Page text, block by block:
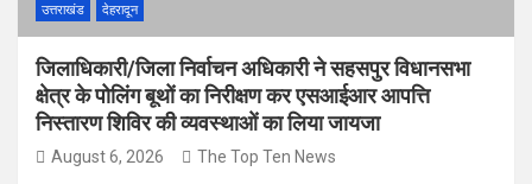
उत्तराखंड देहरादून
जिलाधिकारी/जिला निर्वाचन अधिकारी ने सहसपुर विधानसभा
क्षेत्र के पोलिंग बूथों का निरीक्षण कर एसआईआर आपत्ति
निस्तारण शिविर की व्यवस्थाओं का लिया जायजा
August 6, 2026 The Top Ten News